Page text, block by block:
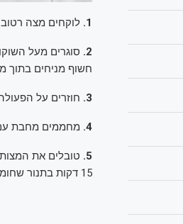
1. לוקחים מצה
2. סוגרים מעל
חשוף מניחים בתוך
3. חוזרים על
4. מחממים מחבת
5. טובלים את המצות
15 דקות בתנור שחומם מראש ל-180 מעלות.